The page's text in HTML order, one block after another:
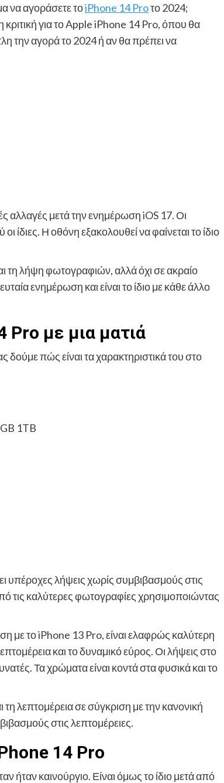
να αγοράσετε τοiPhone 14 Proτο 2024;
για το Apple iPhone 14 Pro, όπου θα
την αγορά το 2024 ή αν θα πρέπει να
αλλαγές μετά την ενημέρωση iOS 17. Οι
ίδιες. Η οθόνη εξακολουθεί να φαίνεται το ίδιο
τη λήψη φωτογραφιών, αλλά όχι σε ακραίο
ενημέρωση και είναι το ίδιο με κάθε άλλο
Pro με μια ματιά
δούμε πώς είναι τα χαρακτηριστικά του στο
1TB
λήψεις χωρίς συμβιβασμούς στις
τις καλύτερες φωτογραφίες χρησιμοποιώντας
με το iPhone 13 Pro, είναι ελαφρώς καλύτερη
και το δυναμικό εύρος. Οι λήψεις στο
Τα χρώματα είναι κοντά στα φυσικά και το
λεπτομέρεια σε σύγκριση με την κανονική
στις λεπτομέρειες.
14 Pro
ήταν καινούργιο. Είναι όμως το ίδιο μετά από